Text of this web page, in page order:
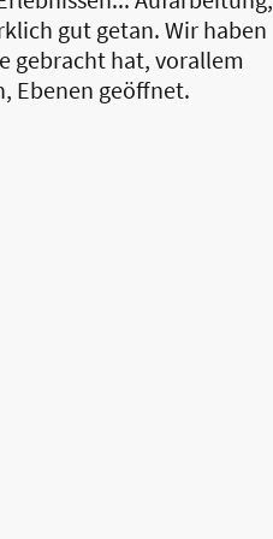
gut getan. Wir haben
gebracht hat, vorallem
Ebenen geöffnet.